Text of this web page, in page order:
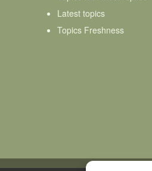
Latest topics
Topics Freshness